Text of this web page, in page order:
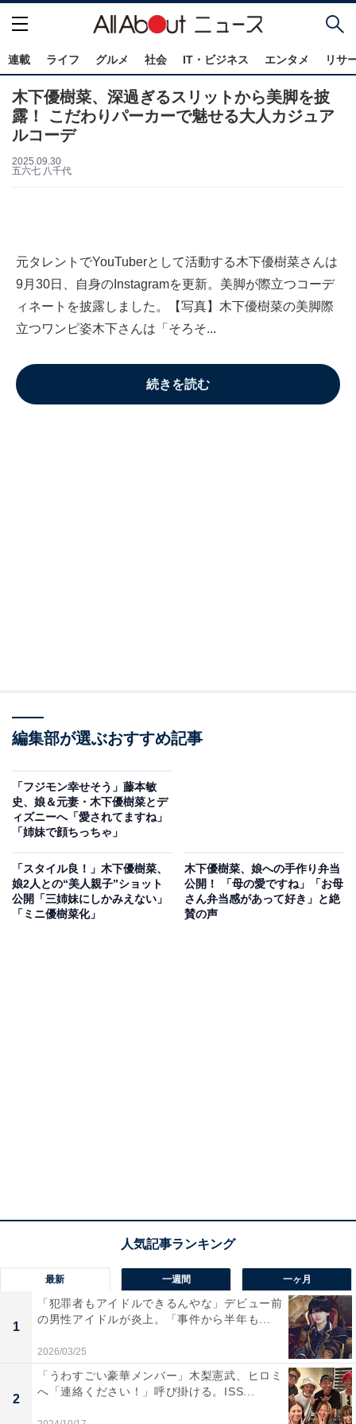
連載 ライフ グルメ 社会 IT・ビジネス エンタメ リサ
木下優樹菜、深過ぎるスリットから美脚を披
露！ こだわりパーカーで魅せる大人カジュア
ルコーデ
2025.09.30
五六七 八千代
元タレントでYouTuberとして活動する木下優樹菜さんは
9月30日、自身のInstagramを更新。美脚が際立つコーデ
ィネートを披露しました。【写真】木下優樹菜の美脚際
立つワンピ姿木下さんは「そろそ...
続きを読む
編集部が選ぶおすすめ記事
「フジモン幸せそう」藤本敏
史、娘＆元妻・木下優樹菜とデ
ィズニーへ「愛されてますね」
「姉妹で顔ちっちゃ」
「スタイル良！」木下優樹菜、
娘2人との“美人親子”ショット
公開「三姉妹にしかみえない」
「ミニ優樹菜化」
木下優樹菜、娘への手作り弁当
公開！ 「母の愛ですね」「お母
さん弁当感があって好き」と絶
賛の声
最新 一週間 一ヶ月
1
「犯罪者もアイドルできるんやな」デビュー前
の男性アイドルが炎上。「事件から半年も...
2026/03/25
2
「うわすごい豪華メンバー」木梨憲武、ヒロミ
へ「連絡ください！」呼び掛ける。ISS...